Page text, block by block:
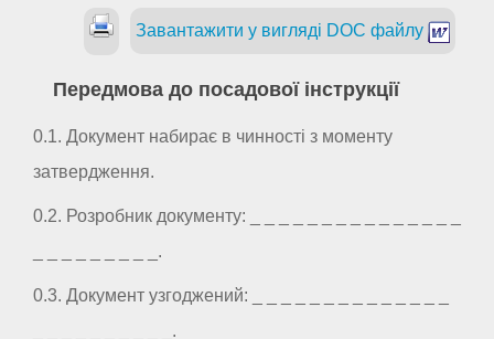
Завантажити у вигляді DOC файлу
Передмова до посадової інструкції
0.1. Документ набирає в чинності з моменту
затвердження.
0.2. Розробник документу: _ _ _ _ _ _ _ _ _ _ _ _ _ _ _
_ _ _ _ _ _ _ _ _.
0.3. Документ узгоджений: _ _ _ _ _ _ _ _ _ _ _ _ _ _
_ _ _ _ _ _ _ _ _ _.